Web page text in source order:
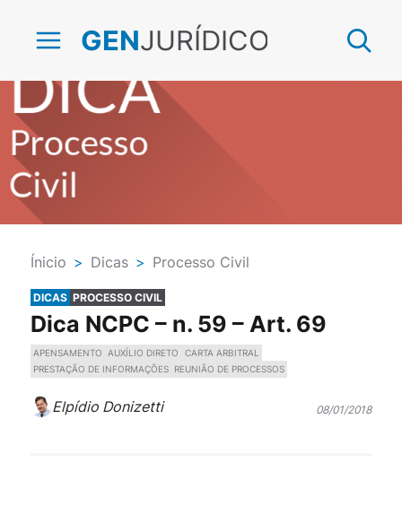
GENJURÍDICO
Ínicio > Dicas > Processo Civil
DICAS PROCESSO CIVIL
Dica NCPC – n. 59 – Art. 69
APENSAMENTO AUXÍLIO DIRETO
CARTA ARBITRAL
PRESTAÇÃO DE INFORMAÇÕES
REUNIÃO DE PROCESSOS
Elpídio Donizetti 08/01/2018